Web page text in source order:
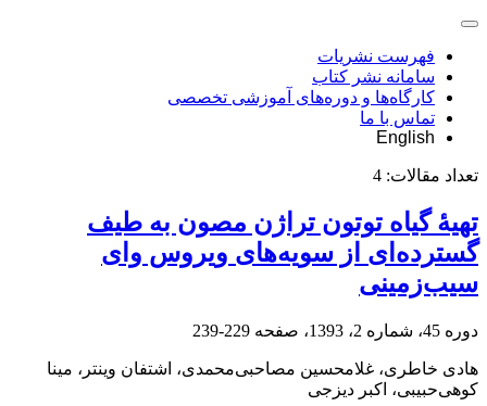
فهرست نشریات
سامانه نشر کتاب
کارگاه‌ها و دوره‌های آموزشی تخصصی
تماس با ما
English
تعداد مقالات: 4
تهیۀ گیاه توتون تراژن مصون به طیف
گسترده‌ای از سویه‌های ویروس وای
سیب‌زمینی
دوره 45، شماره 2، 1393، صفحه 229-239
هادی خاطری، غلامحسین مصاحبی‌محمدی، اشتفان وینتر، مینا
کوهی‌حبیبی، اکبر دیزجی